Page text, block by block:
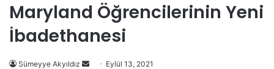
Maryland Öğrencilerinin Yeni
İbadethanesi
Sümeyye Akyıldız
Bir
Eylül 13, 2021